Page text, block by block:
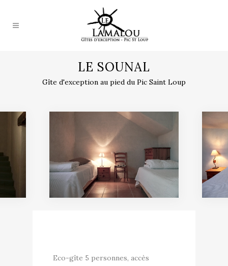
LE SOUNAL
Gîte d'exception au pied du Pic Saint Loup
Eco-gîte 5 personnes, accès